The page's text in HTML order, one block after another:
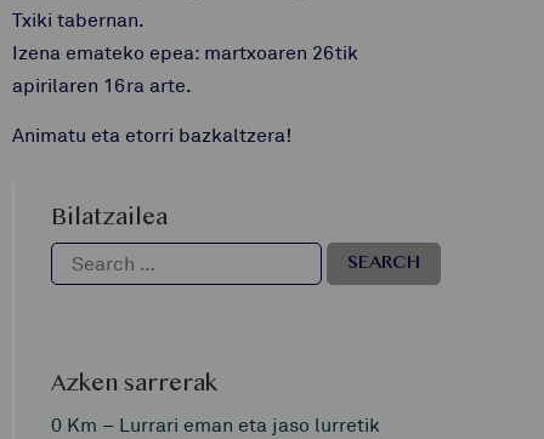
Txiki tabernan.
Izena emateko epea: martxoaren 26tik
apirilaren 16ra arte.
Animatu eta etorri bazkaltzera!
Bilatzailea
Azken sarrerak
0 Km – Lurrari eman eta jaso lurretik